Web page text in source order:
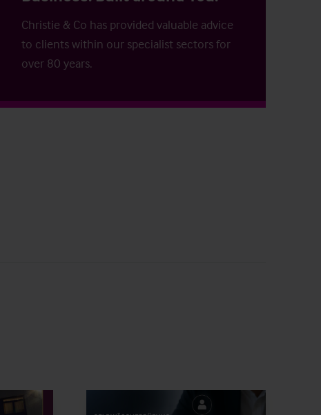
Christie & Co has provided valuable advice
to clients within our specialist sectors for
over 80 years.